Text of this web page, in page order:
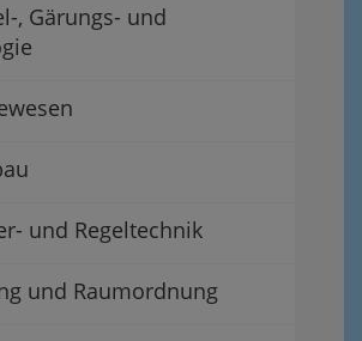
, Gärungs- und
und Regeltechnik
und Raumordnung